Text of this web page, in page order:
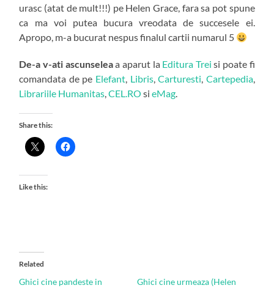
urasc (atat de mult!!!) pe Helen Grace, fara sa pot spune
ca ma voi putea bucura vreodata de succesele ei.
Apropo, m-a bucurat nespus finalul cartii numarul 5
De-a v-ati ascunseleaa aparut la Editura Trei si poate fi
comandata de pe Elefant, Libris,Carturesti, Cartepedia,
Librariile Humanitas,CEL.RO sieMag.
Share this:
Like this:
Related
Ghici cine pandeste in
Ghici cine urmeaza (Helen